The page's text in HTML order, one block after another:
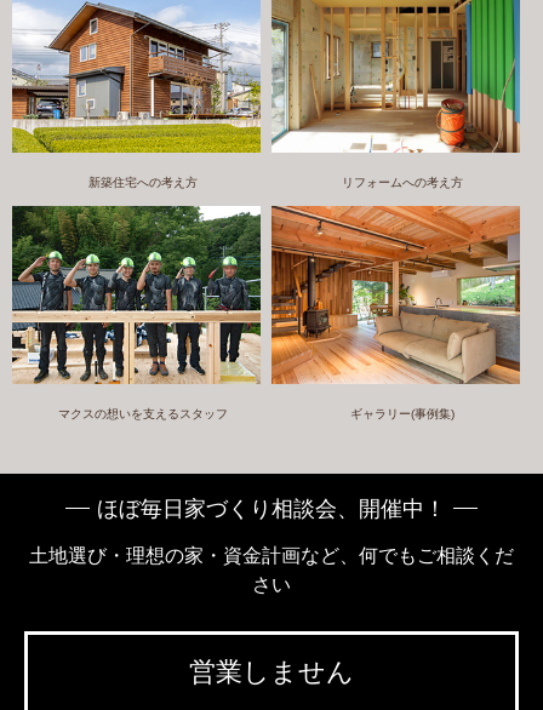
新築住宅への考え方 リフォームへの考え方
マクスの想いを支えるスタッフ ギャラリー(事例集)
ほぼ毎日家づくり相談会、開催中！
土地選び・理想の家・資金計画など、何でもご相談くだ
さい
営業しません